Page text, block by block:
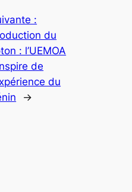
:
du
: l’UEMOA
de
du
→